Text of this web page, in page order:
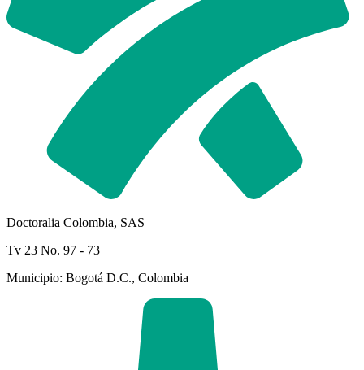
Doctoralia Colombia, SAS
Tv 23 No. 97 - 73
Municipio: Bogotá D.C., Colombia